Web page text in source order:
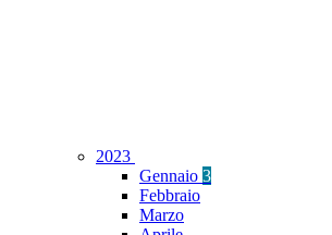
2023
Gennaio 3
Febbraio
Marzo